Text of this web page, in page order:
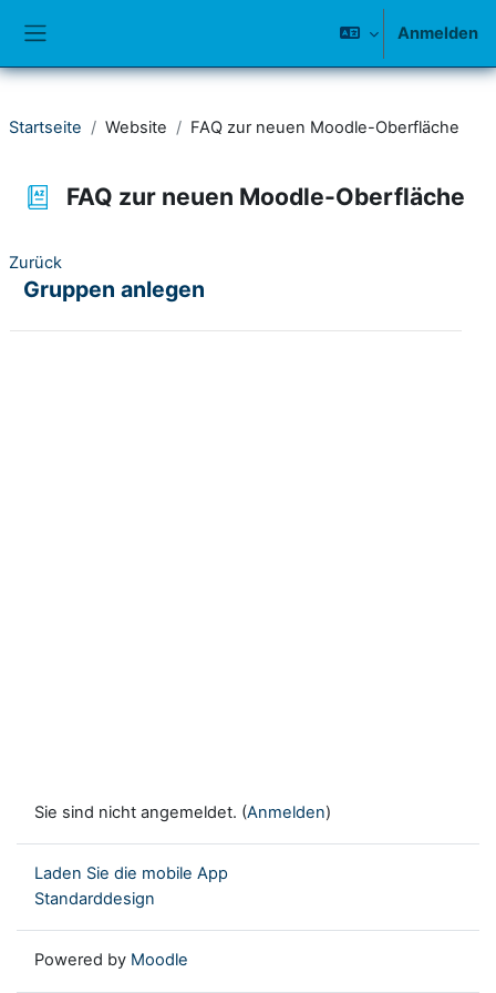
Anmelden
Startseite Website FAQ zur neuen Moodle-Oberfläche
FAQ zur neuen Moodle-Oberfläche
Zurück
Gruppen anlegen
Sie sind nicht angemeldet. (Anmelden)
Laden Sie die mobile App
Standarddesign
Powered by Moodle